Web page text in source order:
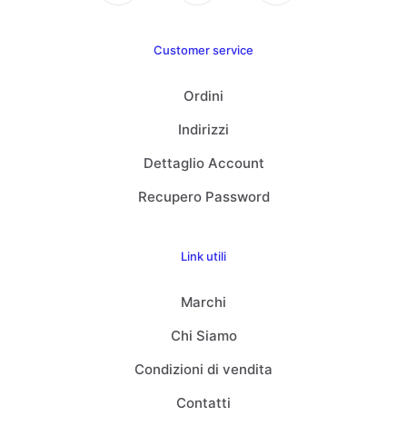
Customer service
Ordini
Indirizzi
Dettaglio Account
Recupero Password
Link utili
Marchi
Chi Siamo
Condizioni di vendita
Contatti